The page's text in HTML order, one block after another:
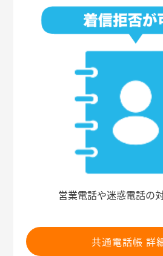
営業電話や迷惑電話の
共通電話帳 詳